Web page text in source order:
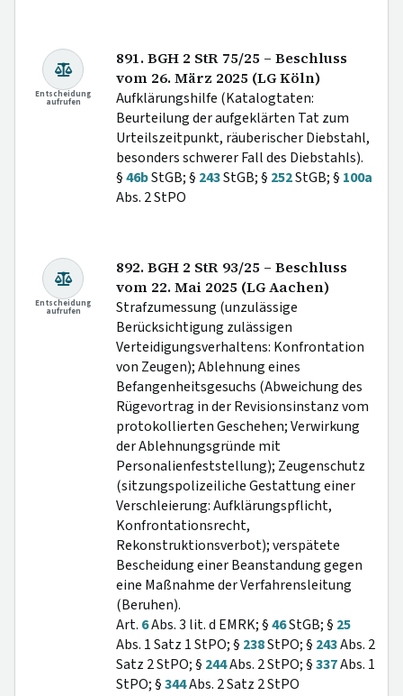
Entscheidung
aufrufen
891. BGH 2 StR 75/25 – Beschluss
vom 26. März 2025 (LG Köln)
Aufklärungshilfe (Katalogtaten:
Beurteilung der aufgeklärten Tat zum
Urteilszeitpunkt, räuberischer Diebstahl,
besonders schwerer Fall des Diebstahls).
§46bStGB; § 243StGB; § 252StGB; § 100a
Abs. 2 StPO
Entscheidung
aufrufen
892. BGH 2 StR 93/25 – Beschluss
vom 22. Mai 2025 (LG Aachen)
Strafzumessung (unzulässige
Berücksichtigung zulässigen
Verteidigungsverhaltens: Konfrontation
von Zeugen); Ablehnung eines
Befangenheitsgesuchs (Abweichung des
Rügevortrag in der Revisionsinstanz vom
protokollierten Geschehen; Verwirkung
der Ablehnungsgründe mit
Personalienfeststellung); Zeugenschutz
(sitzungspolizeiliche Gestattung einer
Verschleierung: Aufklärungspflicht,
Konfrontationsrecht,
Rekonstruktionsverbot); verspätete
Bescheidung einer Beanstandung gegen
eine Maßnahme der Verfahrensleitung
(Beruhen).
Art. 6Abs. 3 lit. d EMRK; §46StGB; § 25
Abs. 1 Satz 1 StPO; § 238StPO; § 243Abs. 2
Satz 2 StPO; § 244Abs. 2 StPO; §337Abs. 1
StPO; §344Abs. 2 Satz 2 StPO